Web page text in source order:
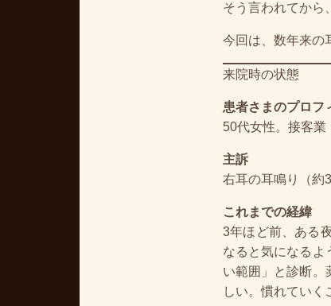
そう言われてから
今回は、数年来の
来院時の状態
患者さまのプロフ
50代女性。接客業
主訴
右耳の耳鳴り（約
これまでの経緯
3年ほど前、ある
なると気になるよ
い範囲」と診断。
しい。慣れていく